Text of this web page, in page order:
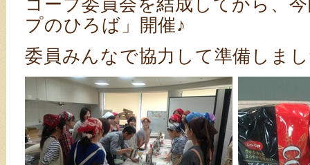
コープ委員会を結成してから、
プのひろば」開催♪
委員みんなで協力して準備しま